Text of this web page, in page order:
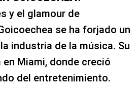
y el glamour de
se ha forjado un
industria de la música. Su
Miami, donde creció
del entretenimiento.